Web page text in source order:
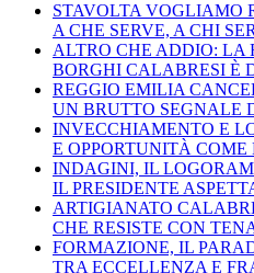
STAVOLTA VOGLIAMO
A CHE SERVE, A CHI
ALTRO CHE ADDIO: LA
BORGHI CALABRESI È
REGGIO EMILIA
UN BRUTTO SEGNALE
INVECCHIAMENTO E
E OPPORTUNITÀ
INDAGINI, IL
IL PRESIDENTE
ARTIGIANATO
CHE RESISTE CON
FORMAZIONE, IL
TRA ECCELLENZA E